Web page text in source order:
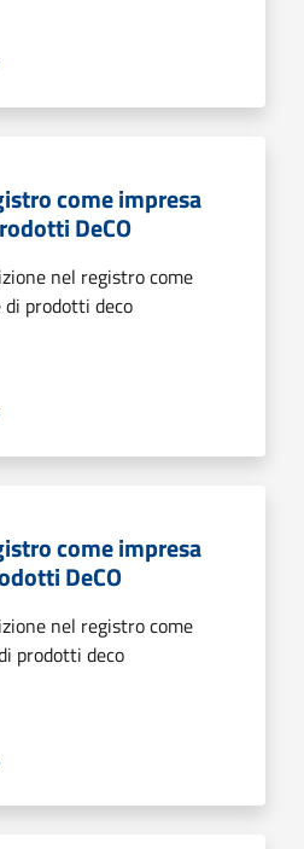
come impresa
DeCO
nel registro come
prodotti deco
come impresa
DeCO
nel registro come
prodotti deco